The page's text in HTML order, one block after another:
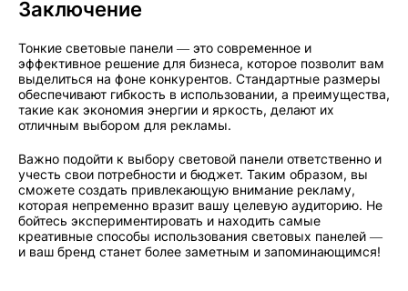
Заключение
Тонкие световые панели — это современное и
эффективное решение для бизнеса, которое позволит вам
выделиться на фоне конкурентов. Стандартные размеры
обеспечивают гибкость в использовании, а преимущества,
такие как экономия энергии и яркость, делают их
отличным выбором для рекламы.
Важно подойти к выбору световой панели ответственно и
учесть свои потребности и бюджет. Таким образом, вы
сможете создать привлекающую внимание рекламу,
которая непременно вразит вашу целевую аудиторию. Не
бойтесь экспериментировать и находить самые
креативные способы использования световых панелей —
и ваш бренд станет более заметным и запоминающимся!